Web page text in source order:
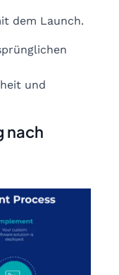
dem Launch.
und
nach